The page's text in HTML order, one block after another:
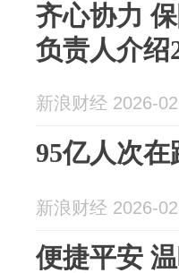
齐心协力
负责人介绍
新浪财经 2026-
95亿人次
新浪财经 2026-
便捷平安